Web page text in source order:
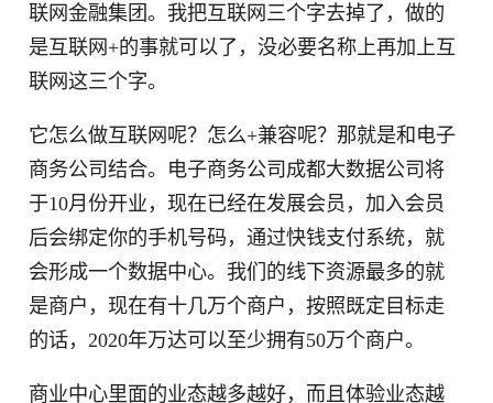
联网金融集团。我把互联网三个字去掉了，做的
是互联网+的事就可以了，没必要名称上再加上互
联网这三个字。
它怎么做互联网呢？怎么+兼容呢？那就是和电子
商务公司结合。电子商务公司成都大数据公司将
于10月份开业，现在已经在发展会员，加入会员
后会绑定你的手机号码，通过快钱支付系统，就
会形成一个数据中心。我们的线下资源最多的就
是商户，现在有十几万个商户，按照既定目标走
的话，2020年万达可以至少拥有50万个商户。
商业中心里面的业态越多越好，而且体验业态越